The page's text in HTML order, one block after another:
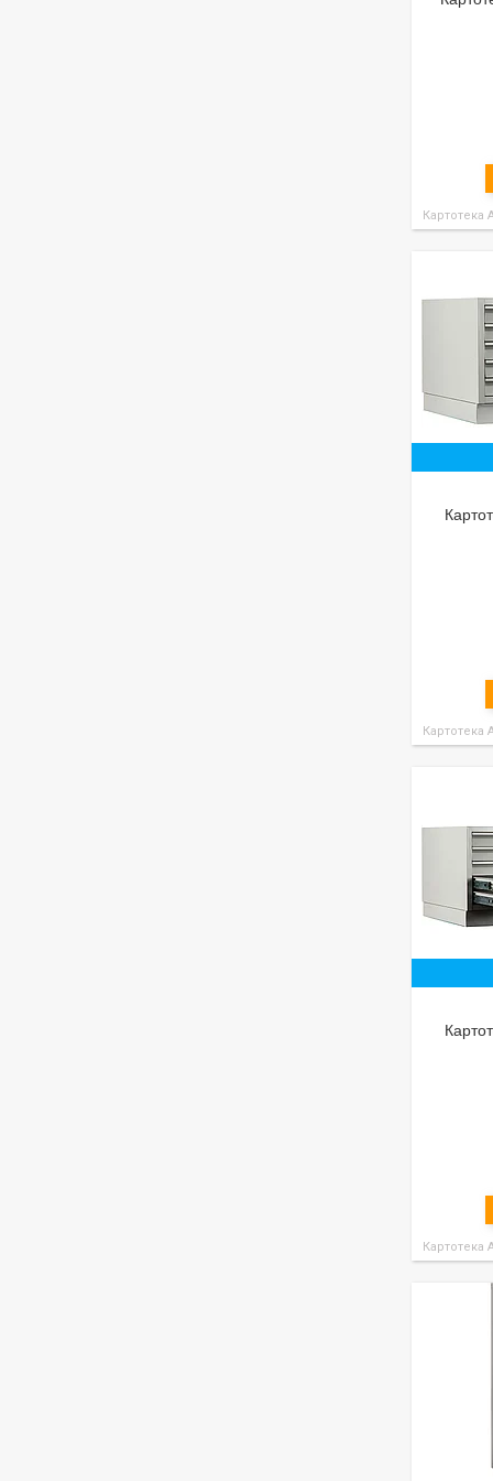
Картотека
Картотека
Картотека